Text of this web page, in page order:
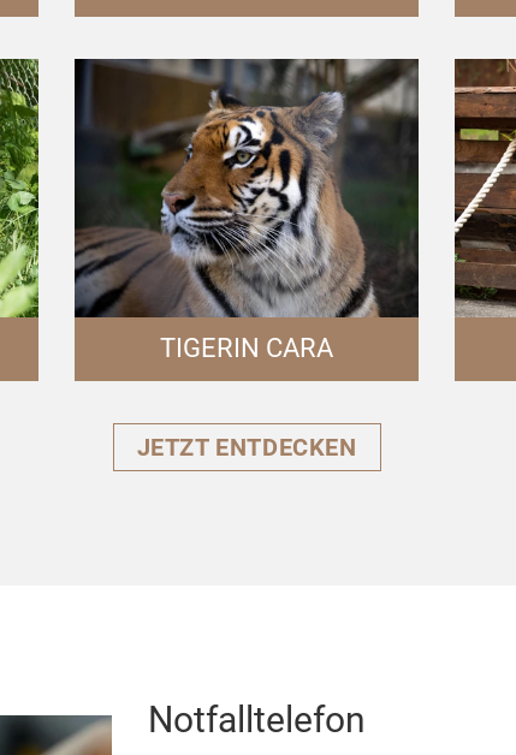
TIGERIN CARA
JETZT ENTDECKEN
Notfalltelefon